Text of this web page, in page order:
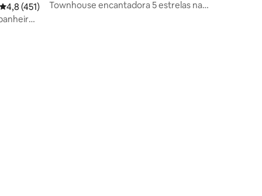
4,8 de uma avaliação média de 5, 451 avaliações
4,8 (451)
Townhouse encantadora 5 estrelas na